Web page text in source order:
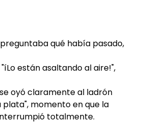
qué había pasado,
están asaltando al aire!",
oyó claramente al ladrón
plata", momento en que la
totalmente.